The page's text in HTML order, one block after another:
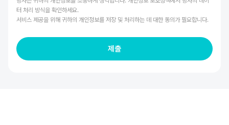
터 처리 방식을 확인하세요.
서비스 제공을 위해 귀하의 개인정보를 저장 및 처리하는 데 대한 동의가 필요합니다.